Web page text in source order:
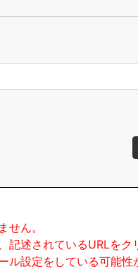
せん。
記述されているURLを
ル設定をしている可能